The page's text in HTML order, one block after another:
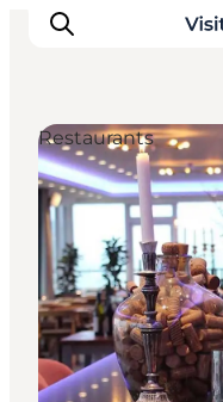
Inspirations
Destinations
Quoi faire
Planifiez votre
Restaurants